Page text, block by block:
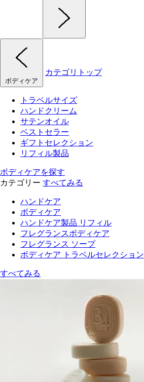
ボディケア
カテゴリトップ
トラベルサイズ
ハンドクリーム
サテンオイル
ベストセラー
ギフトセレクション
リフィル製品
ボディケアを探す
カテゴリー すべてみる
ハンドケア
ボディケア
ハンドケア製品 リフィル
フレグランスボディケア
フレグランス ソープ
ボディケア トラベルセレクション
すべてみる